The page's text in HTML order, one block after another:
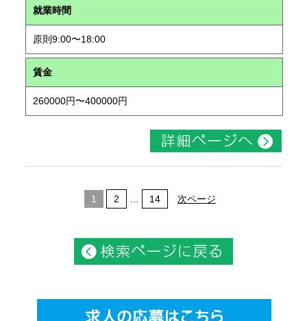
就業時間
原則9:00〜18:00
賃金
260000円〜400000円
1 2 14 次ページ